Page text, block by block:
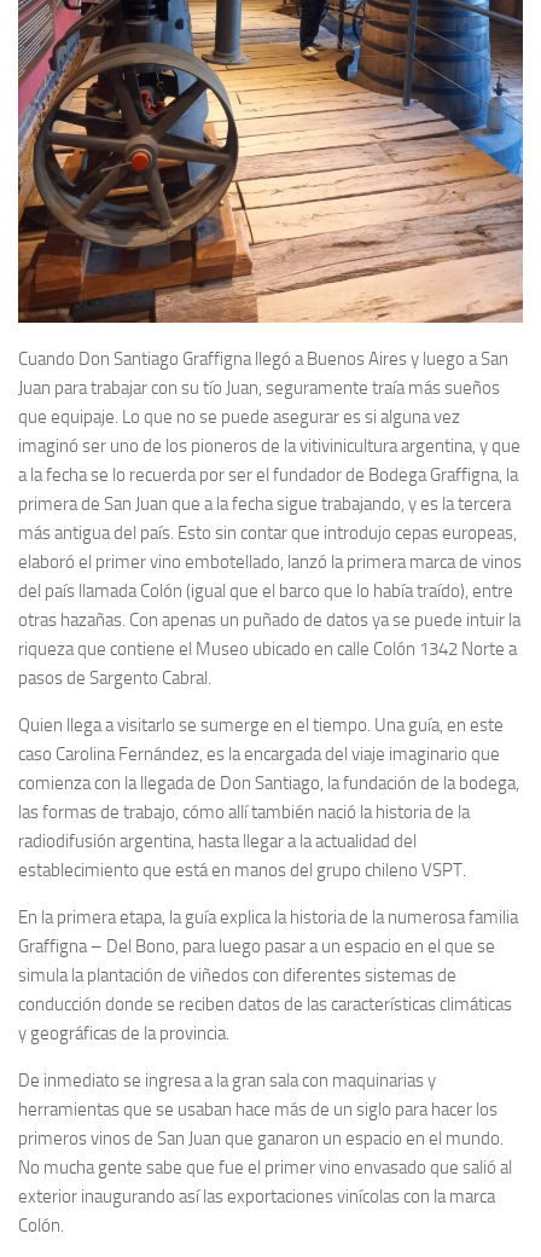
Cuando Don Santiago Graffigna llegó a Buenos Aires y luego a San
Juan para trabajar con su tío Juan, seguramente traía más sueños
que equipaje. Lo que no se puede asegurar es si alguna vez
imaginó ser uno de los pioneros de la vitivinicultura argentina, y que
a la fecha se lo recuerda por ser el fundador de Bodega Graffigna, la
primera de San Juan que a la fecha sigue trabajando, y es la tercera
más antigua del país. Esto sin contar que introdujo cepas europeas,
elaboró el primer vino embotellado, lanzó la primera marca de vinos
del país llamada Colón (igual que el barco que lo había traído), entre
otras hazañas. Con apenas un puñado de datos ya se puede intuir la
riqueza que contiene el Museo ubicado en calle Colón 1342 Norte a
pasos de Sargento Cabral.
Quien llega a visitarlo se sumerge en el tiempo. Una guía, en este
caso Carolina Fernández, es la encargada del viaje imaginario que
comienza con la llegada de Don Santiago, la fundación de la bodega,
las formas de trabajo, cómo allí también nació la historia de la
radiodifusión argentina, hasta llegar a la actualidad del
establecimiento que está en manos del grupo chileno VSPT.
En la primera etapa, la guía explica la historia de la numerosa familia
Graffigna – Del Bono, para luego pasar a un espacio en el que se
simula la plantación de viñedos con diferentes sistemas de
conducción donde se reciben datos de las características climáticas
y geográficas de la provincia.
De inmediato se ingresa a la gran sala con maquinarias y
herramientas que se usaban hace más de un siglo para hacer los
primeros vinos de San Juan que ganaron un espacio en el mundo.
No mucha gente sabe que fue el primer vino envasado que salió al
exterior inaugurando así las exportaciones vinícolas con la marca
Colón.